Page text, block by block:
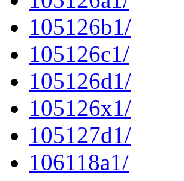
105126b1/
105126c1/
105126d1/
105126x1/
105127d1/
106118a1/